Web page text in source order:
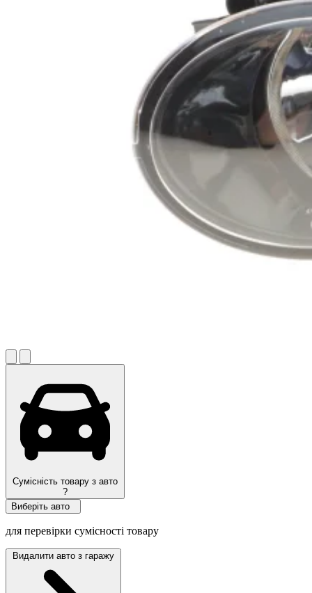
Сумісність товару з авто
?
Виберіть авто
для перевірки сумісності товару
Видалити авто з гаражу